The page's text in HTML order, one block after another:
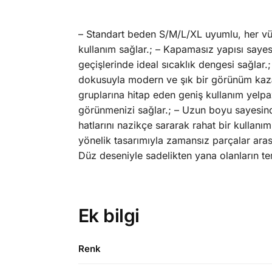
– Standart beden S/M/L/XL uyumlu, her
kullanım sağlar.; – Kapamasız yapısı
geçişlerinde ideal sıcaklık dengesi
dokusuyla modern ve şık bir görünüm
gruplarına hitap eden geniş kullanım
görünmenizi sağlar.; – Uzun boyu
hatlarını nazikçe sararak rahat bir
yönelik tasarımıyla zamansız parçalar
Düz deseniyle sadelikten yana olanların
Ek bilgi
Renk